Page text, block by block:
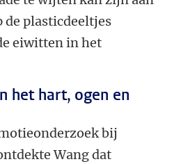
de plasticdeeltjes
eiwitten in het
het hart, ogen en
bij
Wang dat